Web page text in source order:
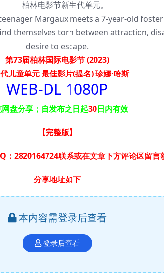
柏林电影节新生代单元。
Margaux meets a 7-year-old
themselves torn between attraction,
desire to escape.
第73届柏林国际电影节 (2023)
儿童单元 最佳影片(提名) 珍娜·哈斯
WEB-DL 1080P
盘分享；自发布之日起30日内有效
【完整版】
：2820164724联系或在文章下方评论区留言
分享地址如下
本内容需登录后查看
登录后查看